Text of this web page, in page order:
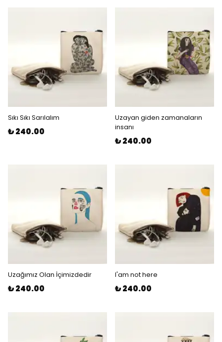
Sıkı Sıkı Sarılalım
₺ 240.00
Uzayan giden zamanaların
insanı
₺ 240.00
Uzağımız Olan İçimizdedir
₺ 240.00
I'am not here
₺ 240.00